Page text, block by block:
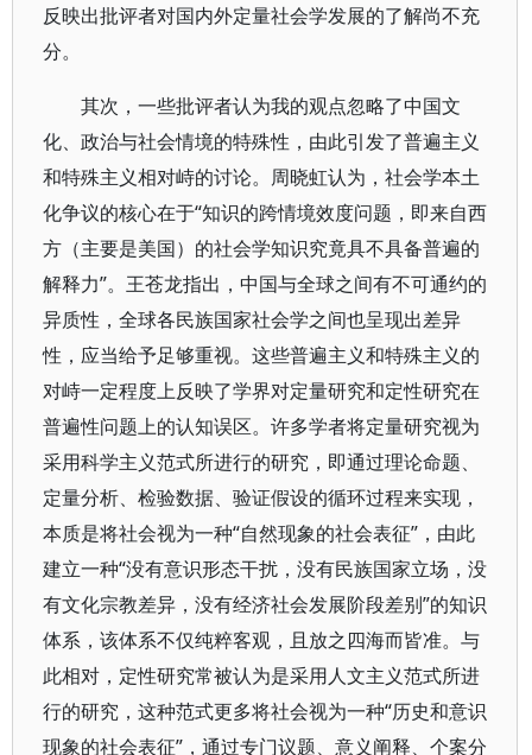
反映出批评者对国内外定量社会学发展的了解尚不充
分。
其次，一些批评者认为我的观点忽略了中国文
化、政治与社会情境的特殊性，由此引发了普遍主义
和特殊主义相对峙的讨论。周晓虹认为，社会学本土
化争议的核心在于“知识的跨情境效度问题，即来自西
方（主要是美国）的社会学知识究竟具不具备普遍的
解释力”。王苍龙指出，中国与全球之间有不可通约的
异质性，全球各民族国家社会学之间也呈现出差异
性，应当给予足够重视。这些普遍主义和特殊主义的
对峙一定程度上反映了学界对定量研究和定性研究在
普遍性问题上的认知误区。许多学者将定量研究视为
采用科学主义范式所进行的研究，即通过理论命题、
定量分析、检验数据、验证假设的循环过程来实现，
本质是将社会视为一种“自然现象的社会表征”，由此
建立一种“没有意识形态干扰，没有民族国家立场，没
有文化宗教差异，没有经济社会发展阶段差别”的知识
体系，该体系不仅纯粹客观，且放之四海而皆准。与
此相对，定性研究常被认为是采用人文主义范式所进
行的研究，这种范式更多将社会视为一种“历史和意识
现象的社会表征”，通过专门议题、意义阐释、个案分